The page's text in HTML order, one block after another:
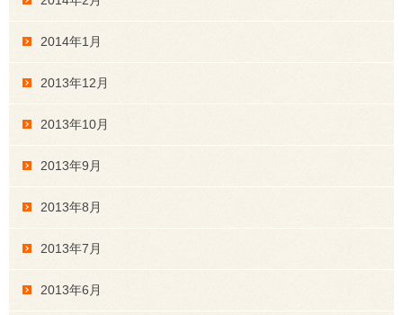
2014年1月
2013年12月
2013年10月
2013年9月
2013年8月
2013年7月
2013年6月